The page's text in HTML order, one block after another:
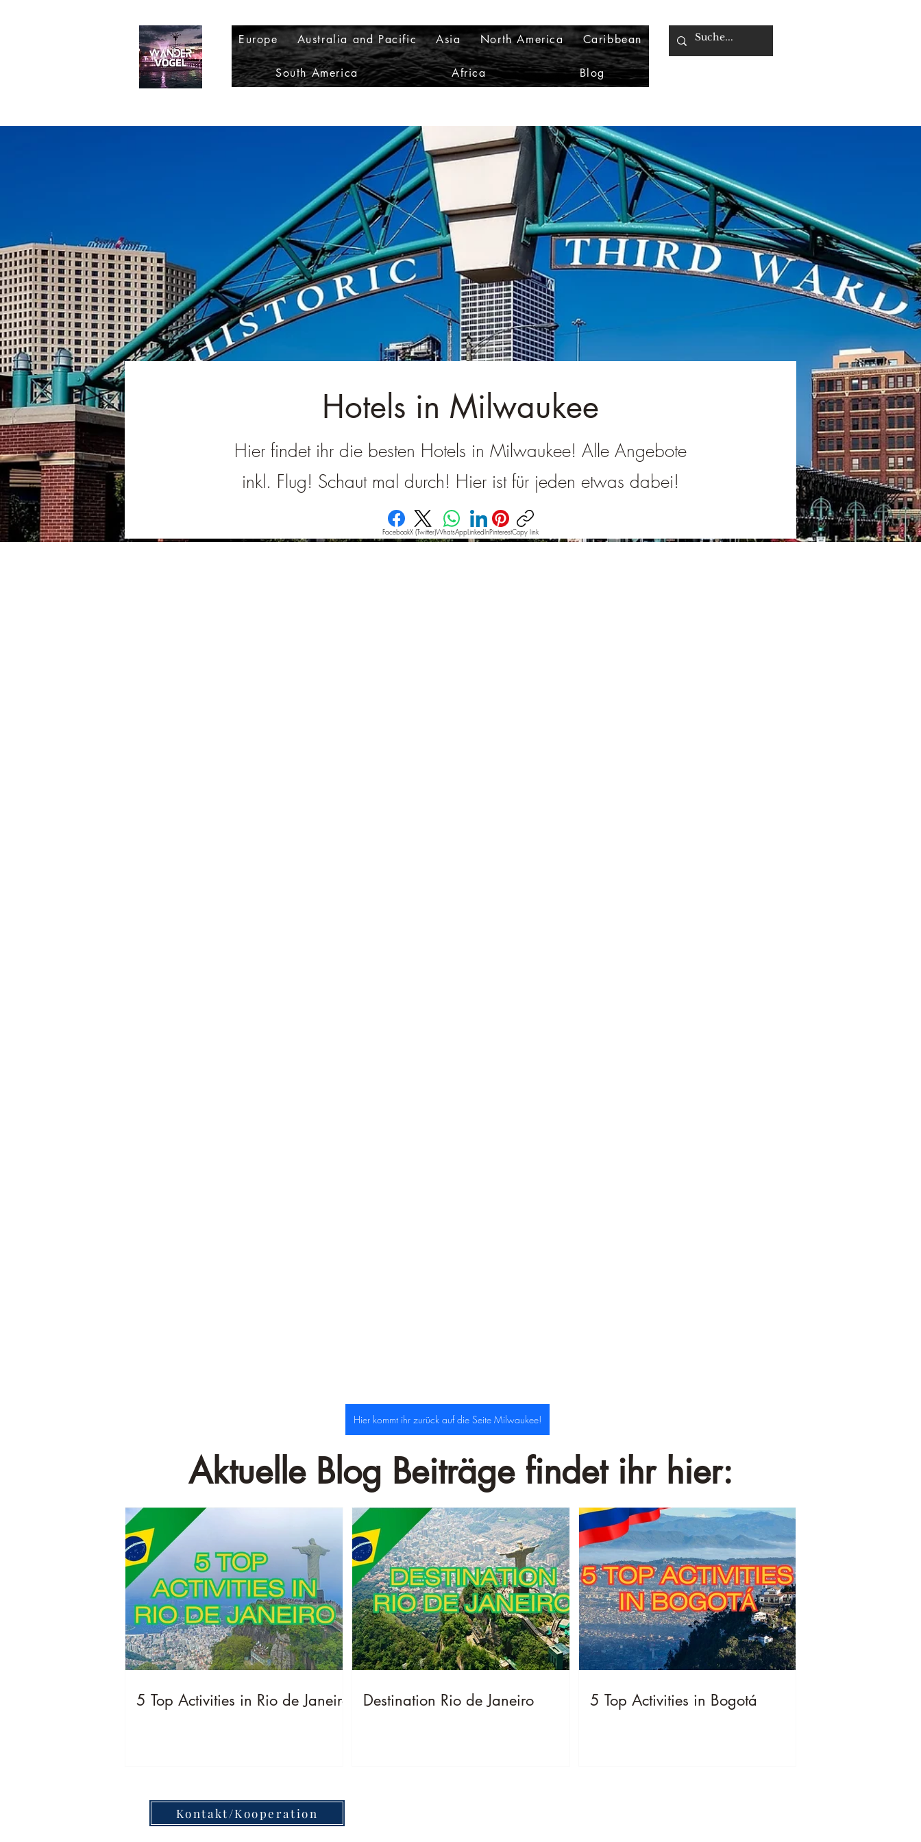
â
–¡
Europe Australia and Pacific Asia North America Caribbean
South America Africa Blog
Hotels in Milwaukee
Hier findet ihr die besten Hotels in Milwaukee! Alle Angebote
inkl. Flug! Schaut mal durch! Hier ist für jeden etwas dabei!
FacebookX (Twitter)WhatsAppLinkedInPinterestCopy link
Hier kommt ihr zurück auf die Seite Milwaukee!
Aktuelle Blog Beiträge findet ihr hier:
5 Top Activities in Rio de Janeiro Destination Rio de Janeiro 5 Top Activities in Bogotá
Kontakt/Kooperation